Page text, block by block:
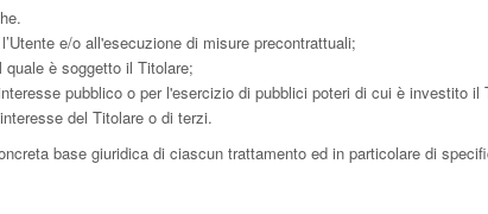
e/o all'esecuzione di misure precontrattuali;
è soggetto il Titolare;
pubblico o per l'esercizio di pubblici poteri di cui è investito il
del Titolare o di terzi.
base giuridica di ciascun trattamento ed in particolare di